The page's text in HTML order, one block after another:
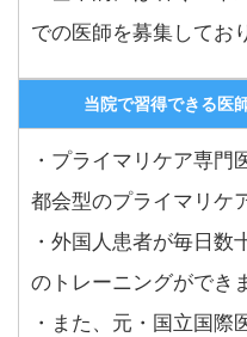
での医師を募集してお
当院で習得できる医
・プライマリケア専門
都会型のプライマリケ
・外国人患者が毎日数
のトレーニングができ
・また、元・国立国際